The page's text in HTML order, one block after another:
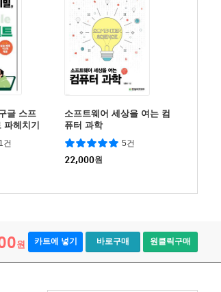
글 스프
파헤치기
건
소프트웨어 세상을 여는 컴
퓨터 과학
5건
22,000원
원 카트에 넣기 바로구매 원클릭구매